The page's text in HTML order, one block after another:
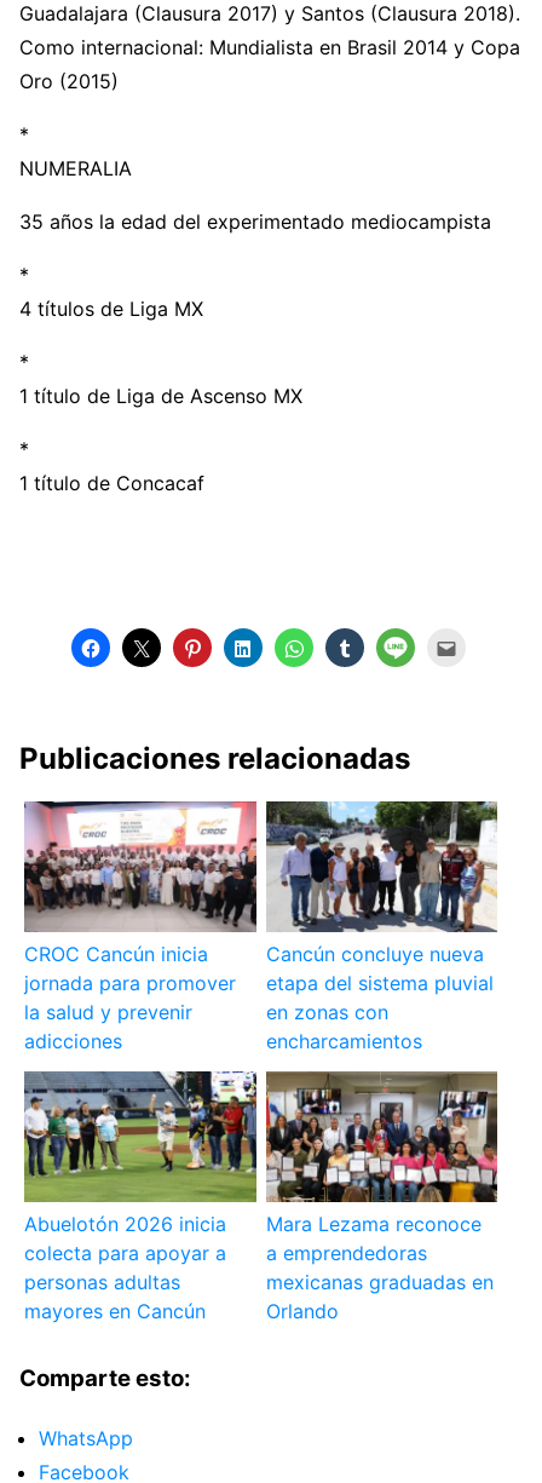
Guadalajara (Clausura 2017) y Santos (Clausura 2018).
Como internacional: Mundialista en Brasil 2014 y Copa
Oro (2015)
*
NUMERALIA
35 años la edad del experimentado mediocampista
*
4 títulos de Liga MX
*
1 título de Liga de Ascenso MX
*
1 título de Concacaf
Publicaciones relacionadas
CROC Cancún inicia
jornada para promover
la salud y prevenir
adicciones
Cancún concluye nueva
etapa del sistema pluvial
en zonas con
encharcamientos
Abuelotón 2026 inicia
colecta para apoyar a
personas adultas
mayores en Cancún
Mara Lezama reconoce
a emprendedoras
mexicanas graduadas en
Orlando
Comparte esto:
WhatsApp
Facebook